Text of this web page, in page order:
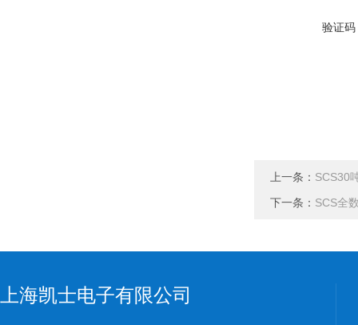
验证码
上一条： SCS30
下一条： SCS全
上海凯士电子有限公司